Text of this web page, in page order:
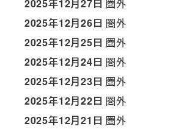
2025年12月27日 圏外
2025年12月26日 圏外
2025年12月25日 圏外
2025年12月24日 圏外
2025年12月23日 圏外
2025年12月22日 圏外
2025年12月21日 圏外